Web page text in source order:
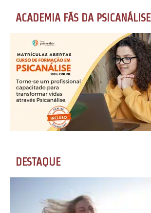
ACADEMIA FÃS DA PSICANÁLISE
DESTAQUE